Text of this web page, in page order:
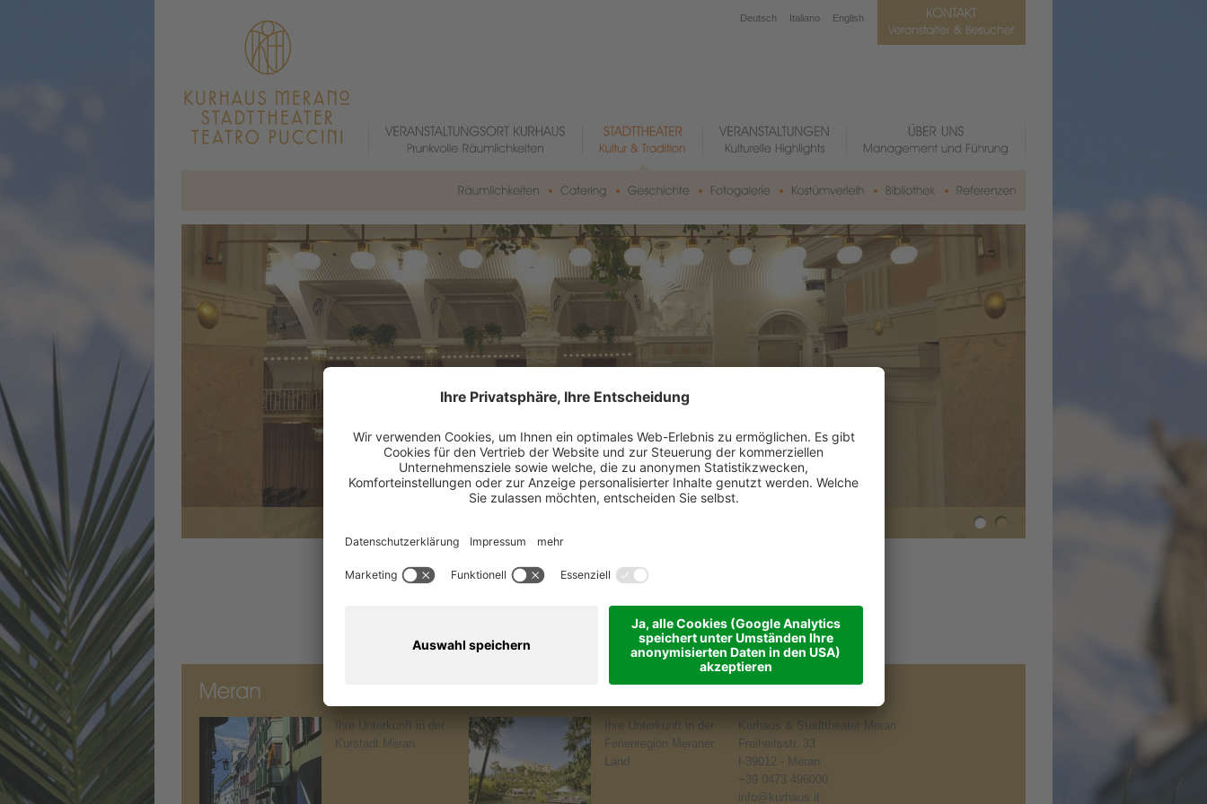
Deutsch Italiano English
Ihre Unterkunft in der
Kurstadt Meran
Ihre Unterkunft in der
Ferienregion Meraner
Land
Kurhaus & Stadttheater Meran
Freiheitsstr. 33
I-39012 - Meran
+39 0473 496000
info@kurhaus.it